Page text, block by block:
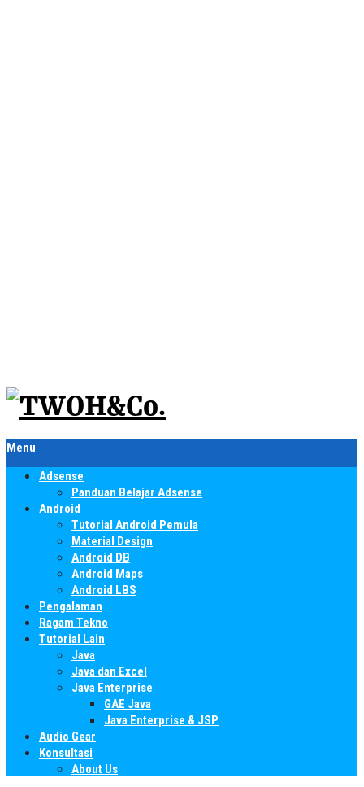
Menu
Adsense
Panduan Belajar Adsense
Android
Tutorial Android Pemula
Material Design
Android DB
Android Maps
Android LBS
Pengalaman
Ragam Tekno
Tutorial Lain
Java
Java dan Excel
Java Enterprise
GAE Java
Java Enterprise & JSP
Audio Gear
Konsultasi
About Us